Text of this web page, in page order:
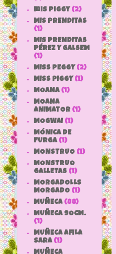
mis piggy (2)
MIS PRENDITAS
(1)
MIS PRENDITAS
PÉREZ Y GALSEM
(1)
MISS PEGGY (2)
MISS PIGGY (1)
MOANA (1)
MOANA
ANIMATOR (1)
MOGWAI (1)
MÓNICA DE
FURGA (1)
MONSTRUO (1)
MONSTRUO
GALLETAS (1)
MORGADOLLS
MORGADO (1)
MUÑECA (88)
MUÑECA 9OCM.
(1)
MUÑECA AFILA
SARA (1)
MUÑECA